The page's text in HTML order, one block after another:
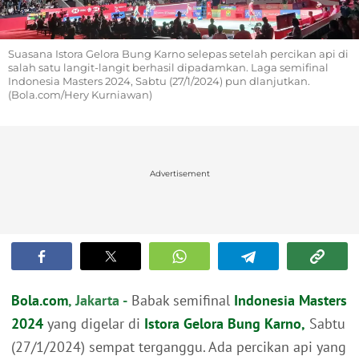
Suasana Istora Gelora Bung Karno selepas setelah percikan api di
salah satu langit-langit berhasil dipadamkan. Laga semifinal
Indonesia Masters 2024, Sabtu (27/1/2024) pun dlanjutkan.
(Bola.com/Hery Kurniawan)
Advertisement
Bola.com, Jakarta - Babak semifinal Indonesia Masters
2024 yang digelar di Istora Gelora Bung Karno, Sabtu
(27/1/2024) sempat terganggu. Ada percikan api yang